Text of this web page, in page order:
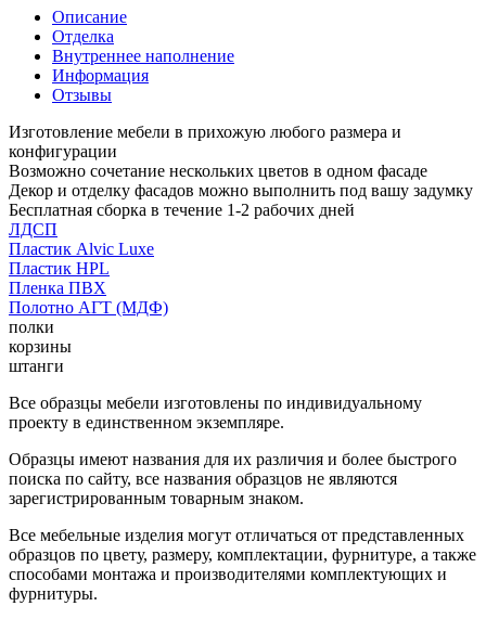
Описание
Отделка
Внутреннее наполнение
Информация
Отзывы
Изготовление мебели в прихожую любого размера и
конфигурации
Возможно сочетание нескольких цветов в одном фасаде
Декор и отделку фасадов можно выполнить под вашу задумку
Бесплатная сборка в течение 1-2 рабочих дней
ЛДСП
Пластик Alvic Luxe
Пластик HPL
Пленка ПВХ
Полотно АГТ (МДФ)
полки
корзины
штанги
Все образцы мебели изготовлены по индивидуальному
проекту в единственном экземпляре.
Образцы имеют названия для их различия и более быстрого
поиска по сайту, все названия образцов не являются
зарегистрированным товарным знаком.
Все мебельные изделия могут отличаться от представленных
образцов по цвету, размеру, комплектации, фурнитуре, а также
способами монтажа и производителями комплектующих и
фурнитуры.